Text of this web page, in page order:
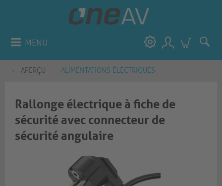
MENU
APERÇU ALIMENTATIONS ÉLÉCTRIQUES
Rallonge électrique à fiche de
sécurité avec connecteur de
sécurité angulaire